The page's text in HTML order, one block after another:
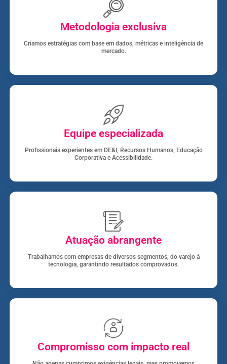
Metodologia exclusiva
Criamos estratégias com base em dados, métricas e inteligência de
mercado.
Equipe especializada
Profissionais experientes em DE&I, Recursos Humanos, Educação
Corporativa e Acessibilidade.
Atuação abrangente
Trabalhamos com empresas de diversos segmentos, do varejo à
tecnologia, garantindo resultados comprovados.
Compromisso com impacto real